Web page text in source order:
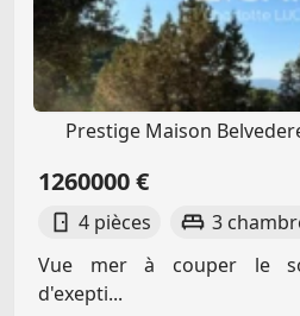
Prestige Maison
1260000 €
4 pièces 3
Vue mer à couper le
d'exepti...